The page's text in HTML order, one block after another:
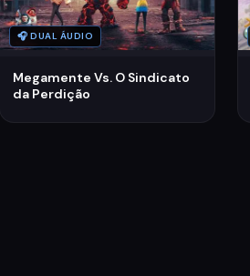
🎧 DUAL ÁUDIO
Megamente Vs. O Sindicato
da Perdição